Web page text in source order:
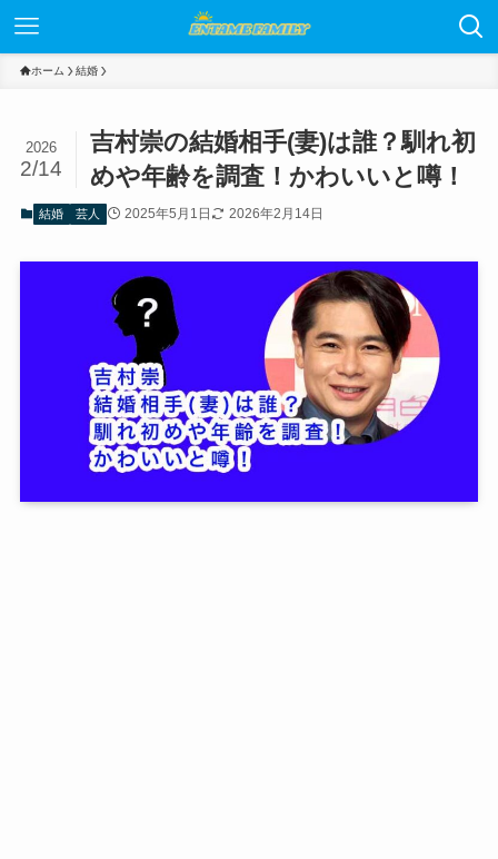
ホーム 結婚
吉村崇の結婚相手(妻)は誰？馴れ初
めや年齢を調査！かわいいと噂！
2026
2/14
結婚 芸人 2025年5月1日 2026年2月14日